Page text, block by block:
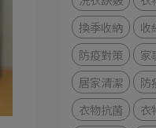
換季收納
收
防疫對策
家
居家清潔
防
衣物抗菌
衣